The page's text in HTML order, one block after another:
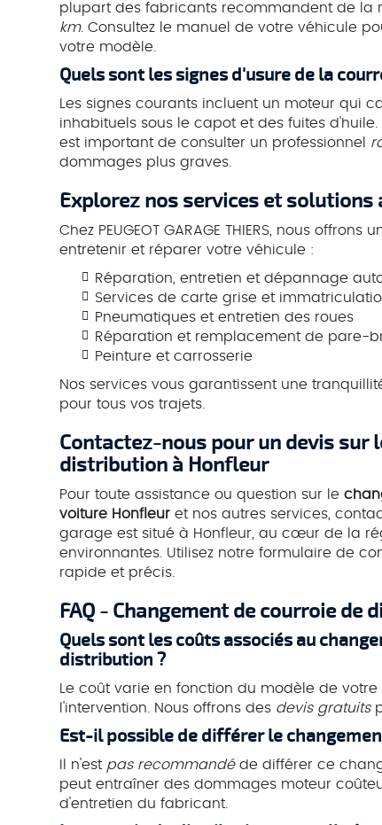
VOITURE
plupart des fabricants recommandent de la
km. Consultez le manuel de votre véhicule
votre modèle.
Quels sont les signes d'usure de la
Les signes courants incluent un moteur qui
inhabituels sous le capot et des fuites
est important de consulter un professionnel
dommages plus graves.
Explorez nos services et
Chez PEUGEOT GARAGE THIERS, nous
entretenir et réparer votre véhicule :
Réparation, entretien et dépannage
Services de carte grise et
Pneumatiques et entretien des roues
Réparation et remplacement de pare-
Peinture et carrosserie
Nos services vous garantissent une
pour tous vos trajets.
Contactez-nous pour un devis sur
distribution à Honfleur
Pour toute assistance ou question sur le
voiture Honfleur et nos autres services,
garage est situé à Honfleur, au cœur de la
environnantes. Utilisez notre formulaire de
rapide et précis.
FAQ - Changement de courroie de
Quels sont les coûts associés au
distribution ?
Le coût varie en fonction du modèle de
l'intervention. Nous offrons des devis gratuits
Est-il possible de différer le
Il n'est pas recommandéde différer ce
peut entraîner des dommages moteur
d'entretien du fabricant.